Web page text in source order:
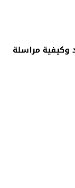
وكيفية مراسلة